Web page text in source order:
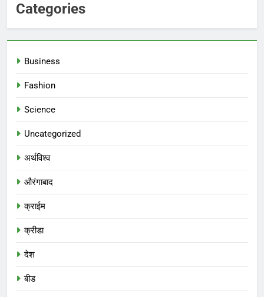
Categories
Business
Fashion
Science
Uncategorized
अर्थविश्व
औरंगाबाद
क्राईम
क्रीडा
देश
बीड